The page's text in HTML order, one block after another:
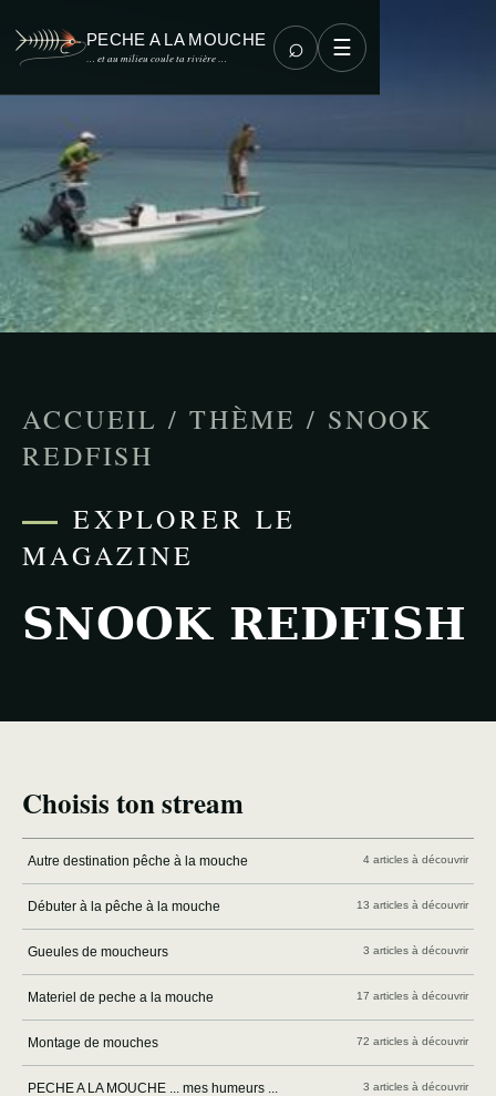
PECHE A LA MOUCHE
… et au milieu coule ta rivière … ⌕ ☰
ACCUEIL / THÈME / SNOOK
REDFISH
EXPLORER LE
MAGAZINE
SNOOK REDFISH
Choisis ton stream
Autre destination pêche à la mouche 4 articles à découvrir
Débuter à la pêche à la mouche 13 articles à découvrir
Gueules de moucheurs 3 articles à découvrir
Materiel de peche a la mouche 17 articles à découvrir
Montage de mouches 72 articles à découvrir
PECHE A LA MOUCHE ... mes humeurs ... 3 articles à découvrir